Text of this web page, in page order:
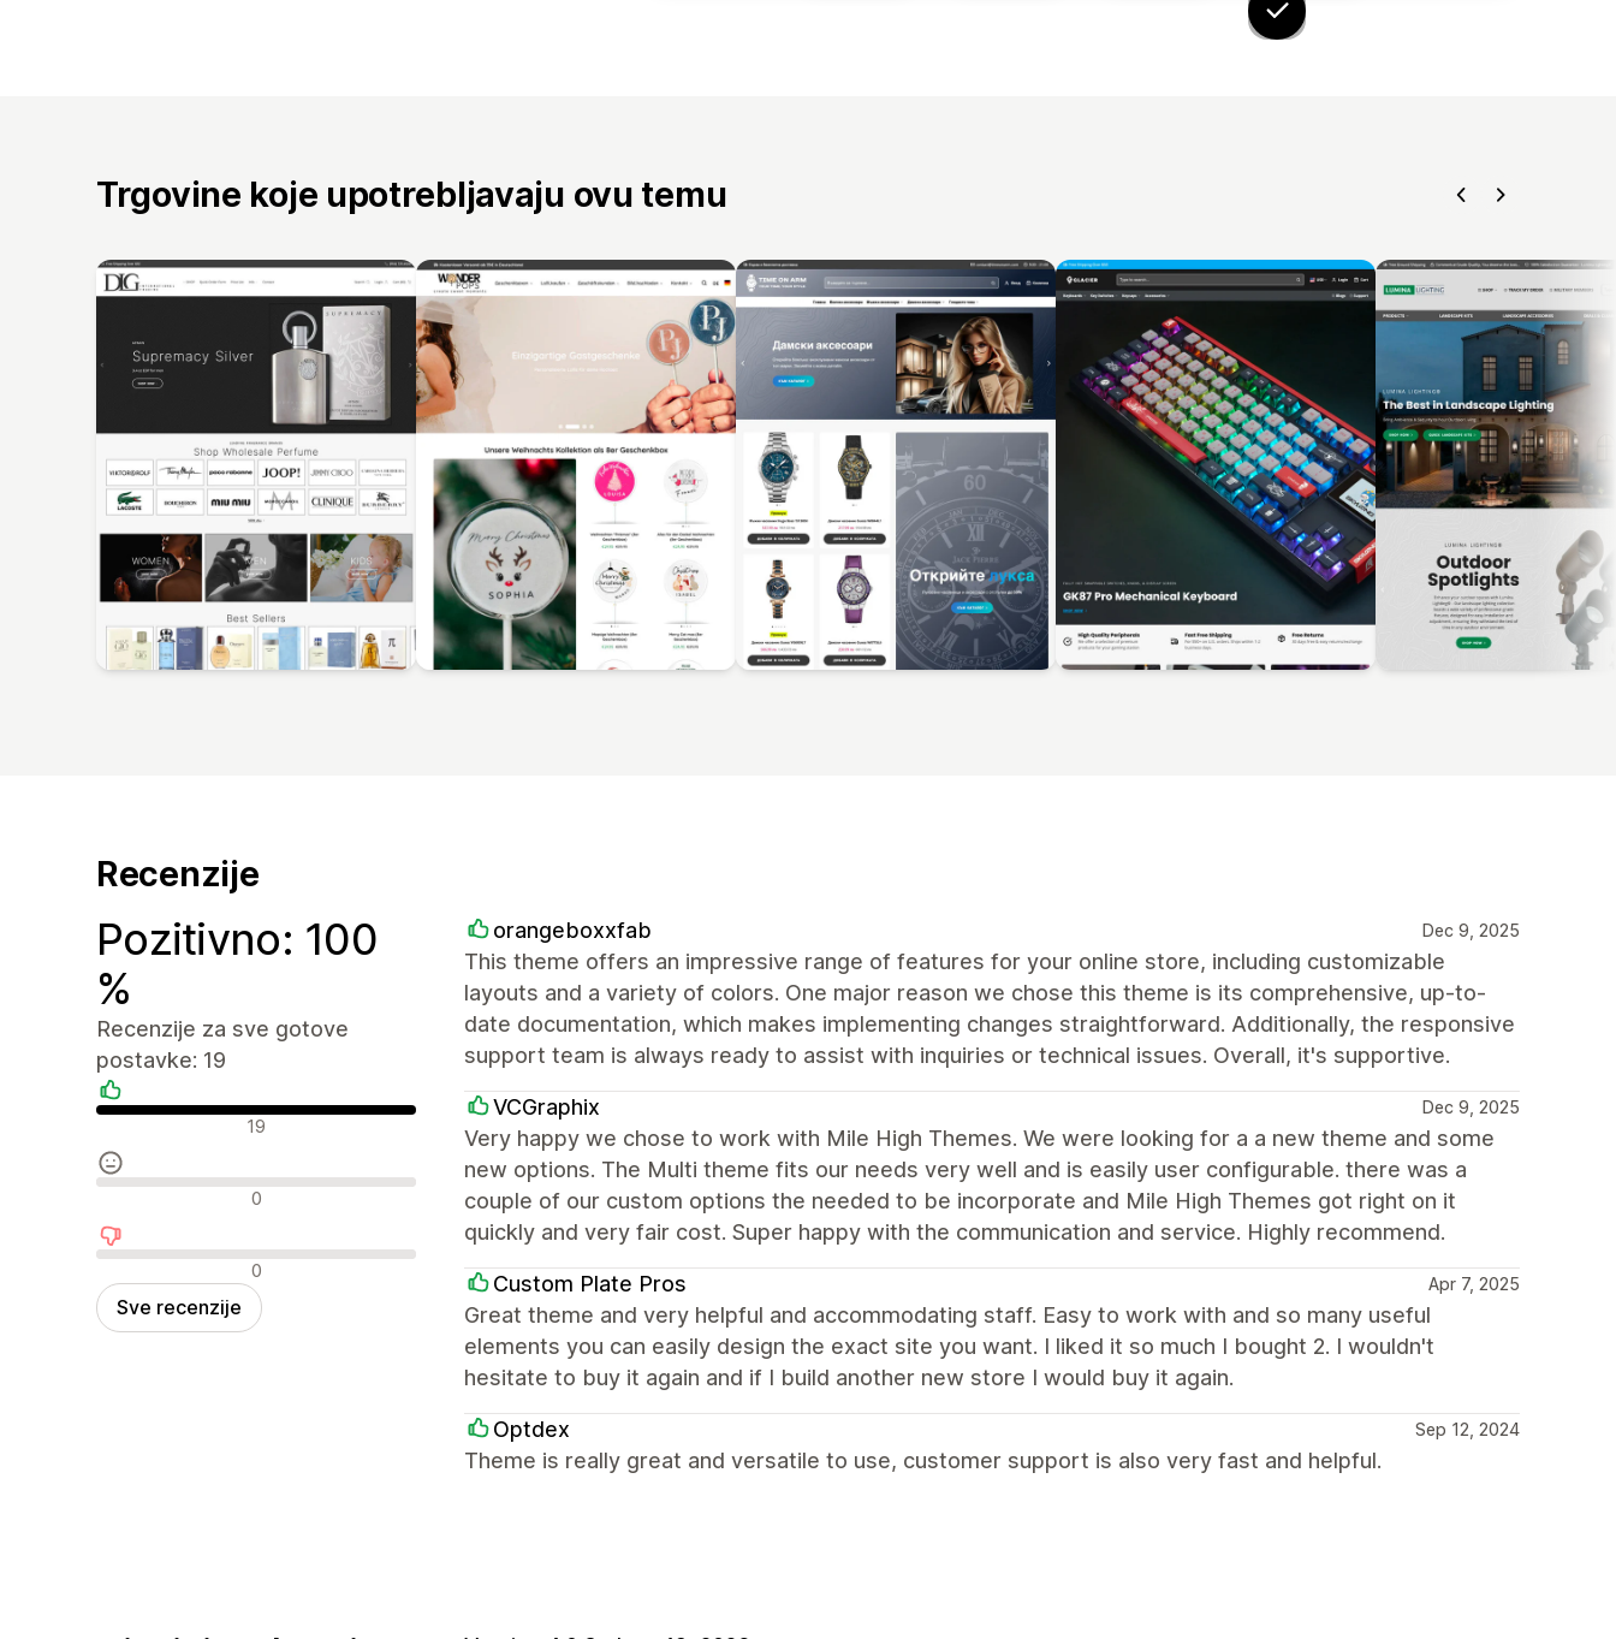
Trgovine koje upotrebljavaju ovu temu
Recenzije
Pozitivno: 100
%
Recenzije za sve gotove
postavke: 19
Pozitivne recenzije
19
Neutralne recenzije
0
Negativne recenzije
0
Sve recenzije
orangeboxxfab Dec 9, 2025
This theme offers an impressive range of features for your online store, including customizable
layouts and a variety of colors. One major reason we chose this theme is its comprehensive, up-to-
date documentation, which makes implementing changes straightforward. Additionally, the responsive
support team is always ready to assist with inquiries or technical issues. Overall, it's supportive.
VCGraphix Dec 9, 2025
Very happy we chose to work with Mile High Themes. We were looking for a a new theme and some
new options. The Multi theme fits our needs very well and is easily user configurable. there was a
couple of our custom options the needed to be incorporate and Mile High Themes got right on it
quickly and very fair cost. Super happy with the communication and service. Highly recommend.
Custom Plate Pros Apr 7, 2025
Great theme and very helpful and accommodating staff. Easy to work with and so many useful
elements you can easily design the exact site you want. I liked it so much I bought 2. I wouldn't
hesitate to buy it again and if I build another new store I would buy it again.
Optdex Sep 12, 2024
Theme is really great and versatile to use, customer support is also very fast and helpful.